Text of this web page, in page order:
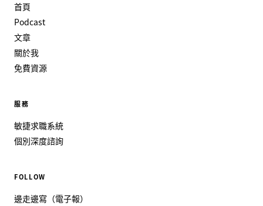
首頁
Podcast
文章
關於我
免費資源
服務
敏捷求職系統
個別深度諮詢
FOLLOW
邊走邊寫（電子報）